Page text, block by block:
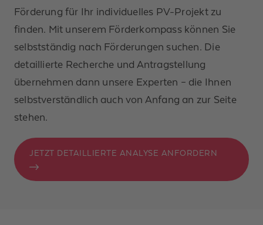
Förderung für Ihr individuelles PV-Projekt zu
finden. Mit unserem Förderkompass können Sie
selbstständig nach Förderungen suchen. Die
detaillierte Recherche und Antragstellung
übernehmen dann unsere Experten – die Ihnen
selbstverständlich auch von Anfang an zur Seite
stehen.
JETZT DETAILLIERTE ANALYSE ANFORDERN